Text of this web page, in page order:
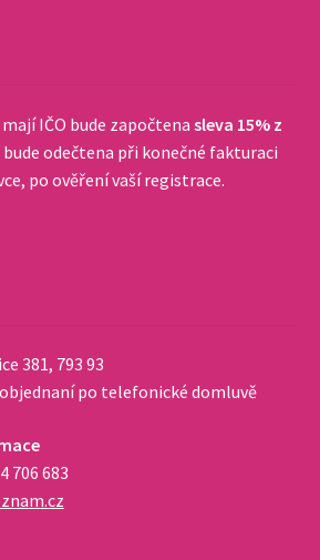
IČO bude započtena sleva 15% z
bude odečtena při konečné fakturaci
po ověření vaší registrace.
381, 793 93
po telefonické domluvě
706 683